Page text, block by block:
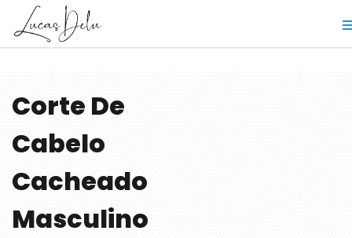
Corte De
Cabelo
Cacheado
Masculino